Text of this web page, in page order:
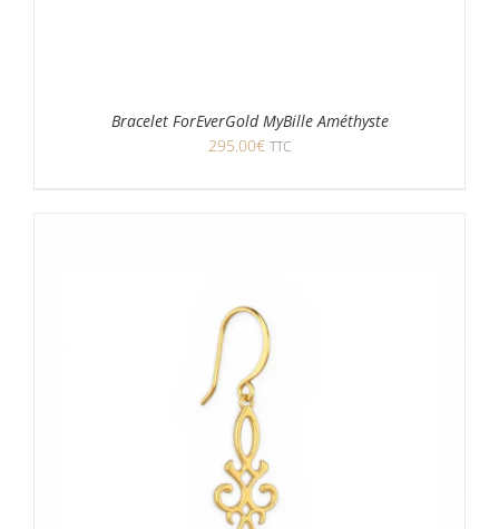
Bracelet ForEverGold MyBille Améthyste
295.00€ TTC